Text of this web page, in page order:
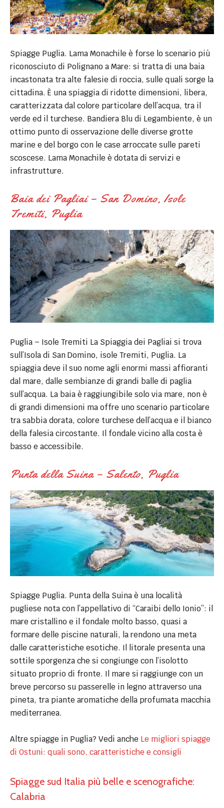
Spiagge Puglia. Lama Monachile è forse lo scenario più
riconosciuto di Polignano a Mare: si tratta di una baia
incastonata tra alte falesie di roccia, sulle quali sorge la
cittadina. È una spiaggia di ridotte dimensioni, libera,
caratterizzata dal colore particolare dell’acqua, tra il
verde ed il turchese. Bandiera Blu di Legambiente, è un
ottimo punto di osservazione delle diverse grotte
marine e del borgo con le case arroccate sulle pareti
scoscese. Lama Monachile è dotata di servizi e
infrastrutture.
Baia dei Pagliai – San Domino, Isole
Tremiti, Puglia
Puglia – Isole Tremiti La Spiaggia dei Pagliai si trova
sull’Isola di San Domino, isole Tremiti, Puglia. La
spiaggia deve il suo nome agli enormi massi affioranti
dal mare, dalle sembianze di grandi balle di paglia
sull’acqua. La baia è raggiungibile solo via mare, non è
di grandi dimensioni ma offre uno scenario particolare
tra sabbia dorata, colore turchese dell’acqua e il bianco
della falesia circostante. Il fondale vicino alla costa è
basso e accessibile.
Punta della Suina – Salento, Puglia
Spiagge Puglia. Punta della Suina è una località
pugliese nota con l’appellativo di “Caraibi dello Ionio”: il
mare cristallino e il fondale molto basso, quasi a
formare delle piscine naturali, la rendono una meta
dalle caratteristiche esotiche. Il litorale presenta una
sottile sporgenza che si congiunge con l’isolotto
situato proprio di fronte. Il mare si raggiunge con un
breve percorso su passerelle in legno attraverso una
pineta, tra piante aromatiche della profumata macchia
mediterranea.
Altre spiagge in Puglia? Vedi anche Le migliori spiagge
di Ostuni: quali sono, caratteristiche e consigli
Spiagge sud Italia più belle e scenografiche:
Calabria